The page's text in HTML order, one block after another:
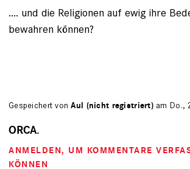
.... und die Religionen auf ewig ihre
bewahren können?
Gespeichert vonAul (nicht registriert)am Do.,
ORCA.
ANMELDEN, UM KOMMENTARE
KÖNNEN